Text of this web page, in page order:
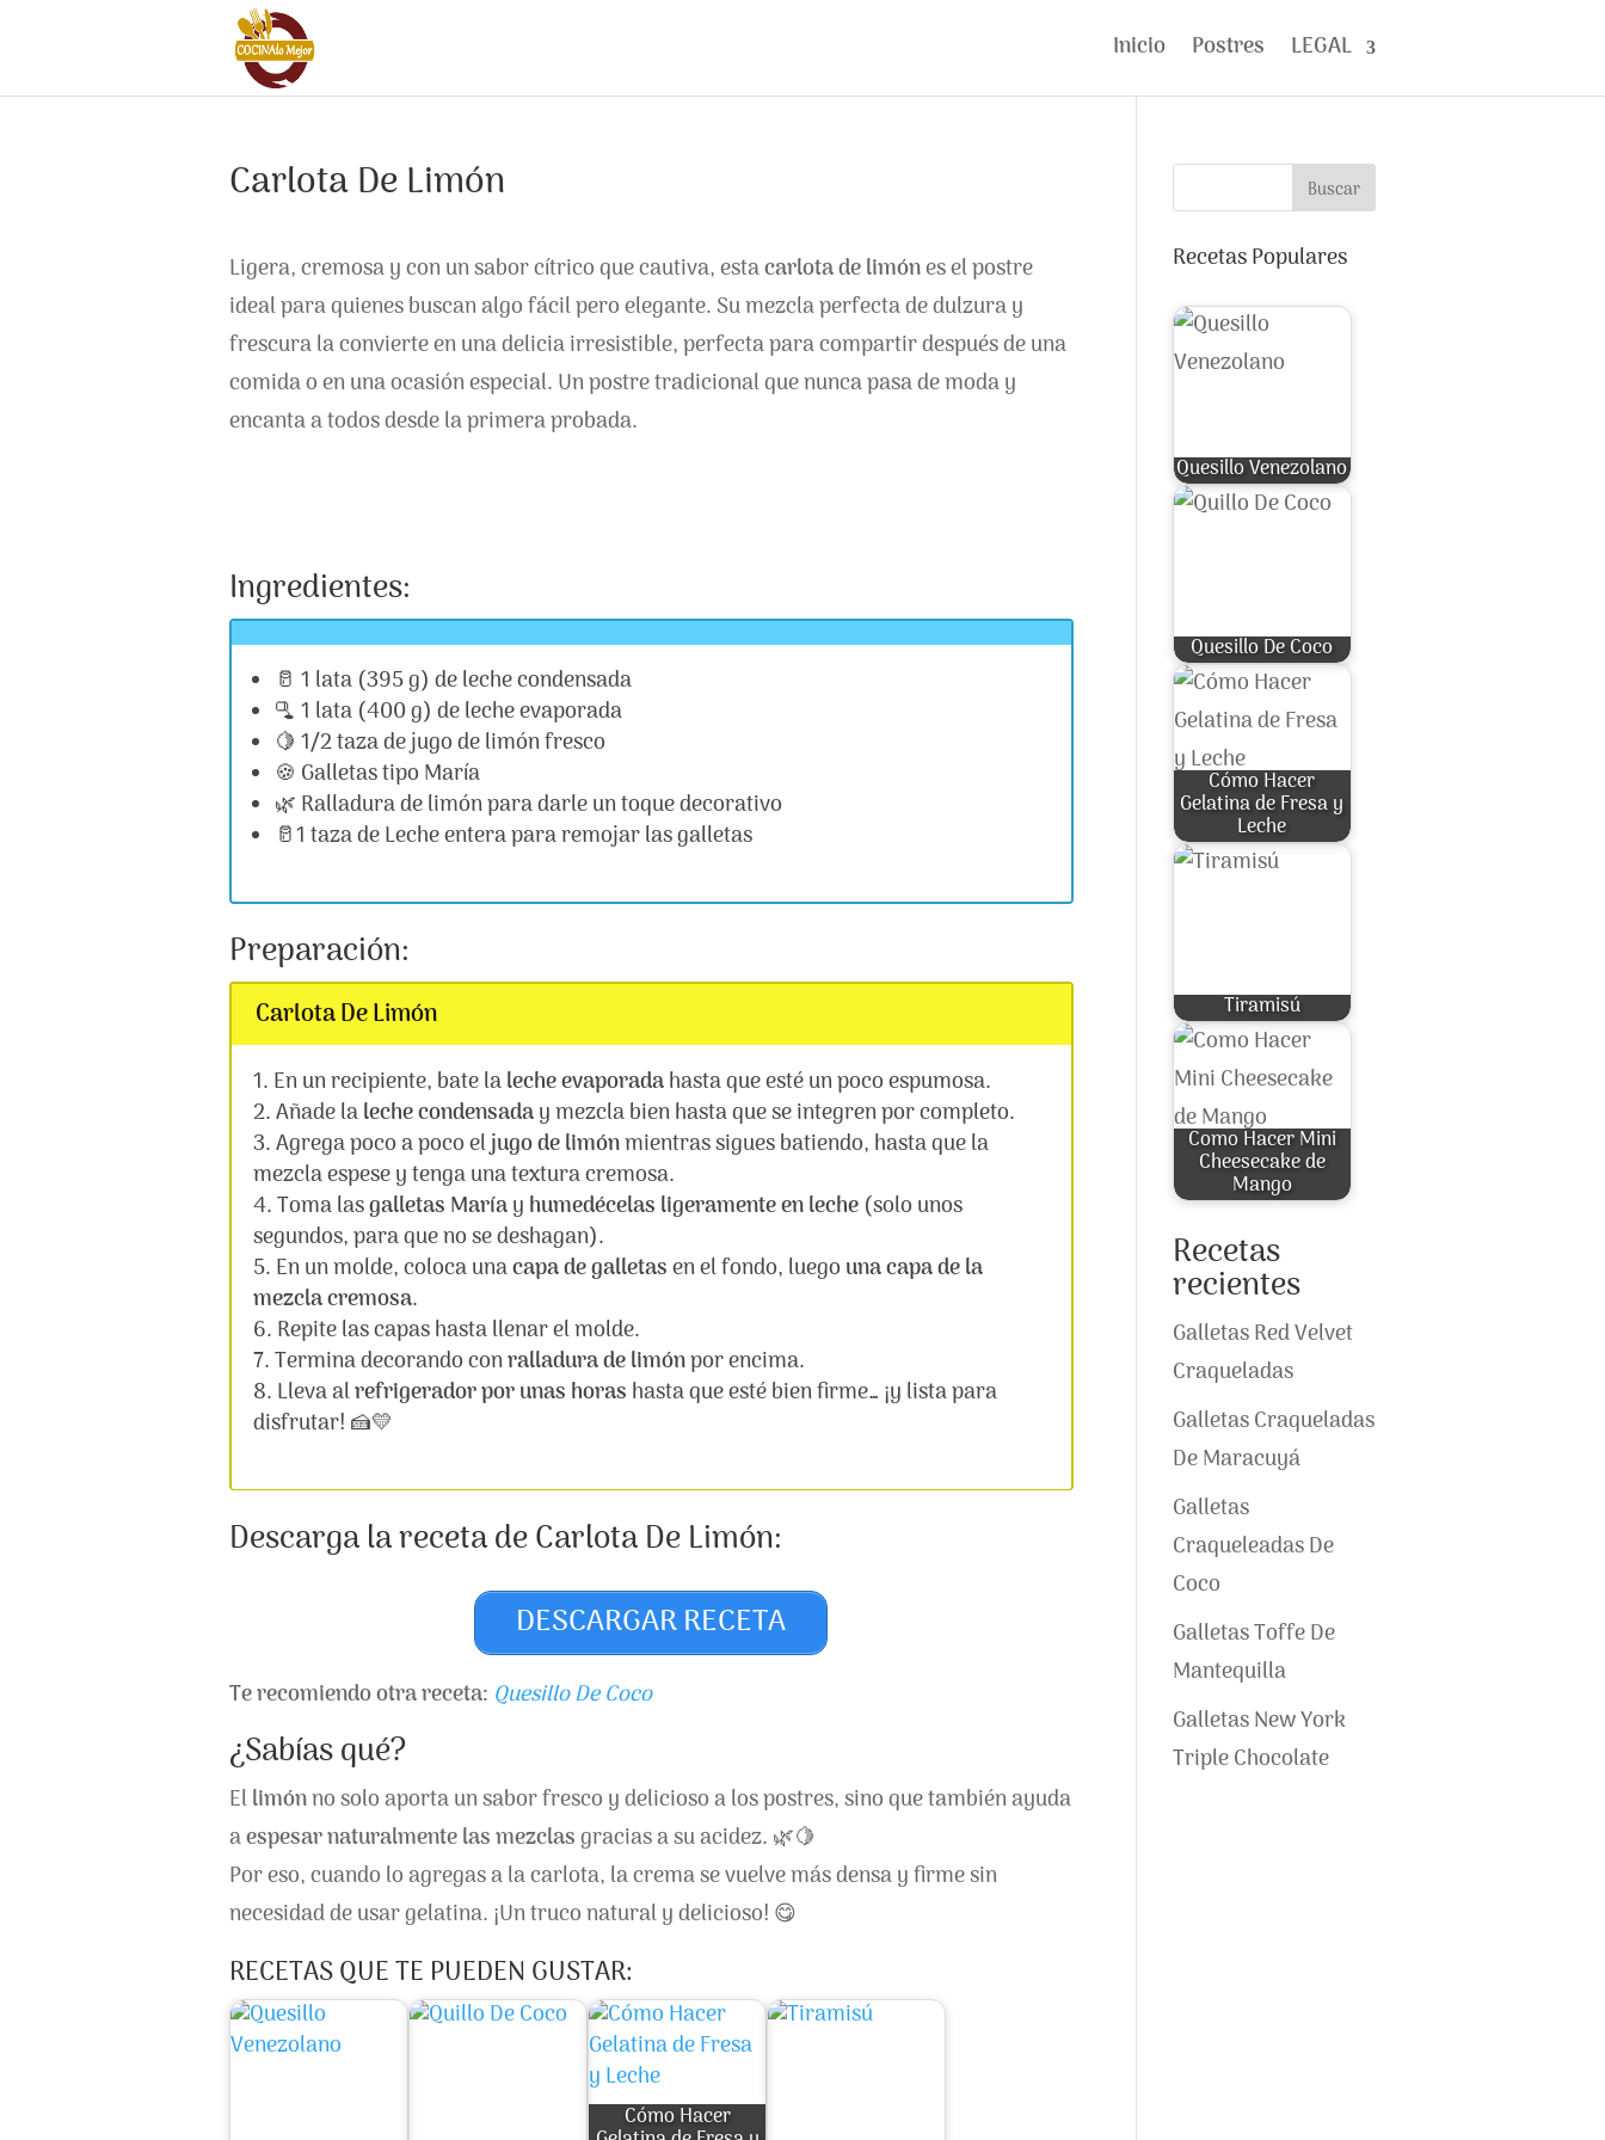
Inicio Postres LEGAL
Carlota De Limón
Ligera, cremosa y con un sabor cítrico que cautiva, estacarlota de limónes el postre
ideal para quienes buscan algo fácil pero elegante. Su mezcla perfecta de dulzura y
frescura la convierte en una delicia irresistible, perfecta para compartir después de una
comida o en una ocasión especial. Un postre tradicional que nunca pasa de moda y
encanta a todos desde la primera probada.
Ingredientes:
🥛 1 lata (395 g) de leche condensada
🫗 1 lata (400 g) de leche evaporada
🍋 1/2 taza de jugo de limón fresco
🍪 Galletas tipo María
🌿 Ralladura de limón para darle un toque decorativo
🥛1 taza de Leche entera para remojar las galletas
Preparación:
Carlota De Limón
En un recipiente, bate laleche evaporadahasta que esté un poco espumosa.
Añade laleche condensaday mezcla bien hasta que se integren por completo.
Agrega poco a poco eljugo de limónmientras sigues batiendo, hasta que la
mezcla espese y tenga una textura cremosa.
Toma lasgalletas Maríay humedécelas ligeramente en leche (solo unos
segundos, para que no se deshagan).
En un molde, coloca unacapa de galletasen el fondo, luego una capa de la
mezcla cremosa.
Repite las capas hasta llenar el molde.
Termina decorando conralladura de limónpor encima.
Lleva alrefrigerador por unas horas hasta que esté bien firme… ¡y lista para
disfrutar! 🍰💛
Descarga la receta de Carlota De Limón:
DESCARGAR RECETA
Te recomiendo otra receta: Quesillo De Coco
¿Sabías qué?
Ellimónno solo aporta un sabor fresco y delicioso a los postres, sino que también ayuda
aespesar naturalmente las mezclasgracias a su acidez. 🌿🍋
Por eso, cuando lo agregas a la carlota, la crema se vuelve más densa y firme sin
necesidad de usar gelatina. ¡Un truco natural y delicioso! 😋
RECETAS QUE TE PUEDEN GUSTAR:
Cómo Hacer
Buscar
Recetas Populares
Quesillo Venezolano
Quesillo De Coco
Cómo Hacer
Gelatina de Fresa y
Leche
Tiramisú
Como Hacer Mini
Cheesecake de
Mango
Recetas
recientes
Galletas Red Velvet
Craqueladas
Galletas Craqueladas
De Maracuyá
Galletas
Craqueleadas De
Coco
Galletas Toffe De
Mantequilla
Galletas New York
Triple Chocolate